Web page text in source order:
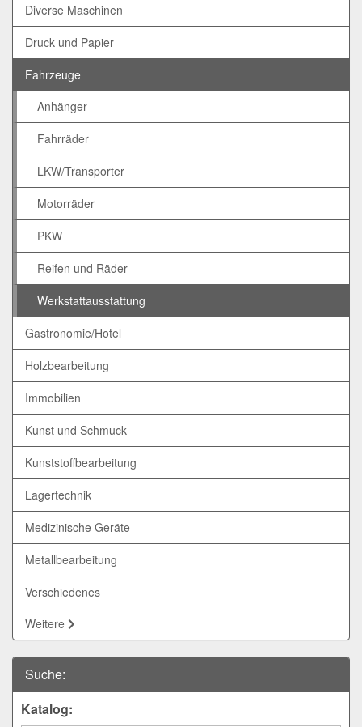
Diverse Maschinen
Druck und Papier
Fahrzeuge
Anhänger
Fahrräder
LKW/Transporter
Motorräder
PKW
Reifen und Räder
Werkstattausstattung
Gastronomie/Hotel
Holzbearbeitung
Immobilien
Kunst und Schmuck
Kunststoffbearbeitung
Lagertechnik
Medizinische Geräte
Metallbearbeitung
Verschiedenes
Weitere
Suche:
Katalog: